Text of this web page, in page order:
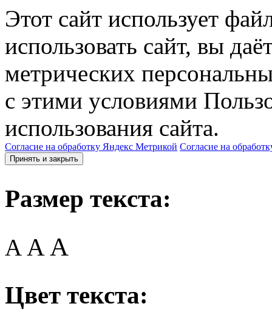
Этот сайт использует
использовать сайт, вы
метрических
с этими условиями
использования сайта.
Согласие на обработку Яндекс Метрикой Согласие на
Принять и закрыть
Размер текста:
A AA
Цвет текста: